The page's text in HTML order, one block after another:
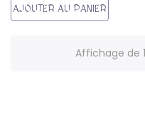
AJOUTER AU PANIER
Affichage de